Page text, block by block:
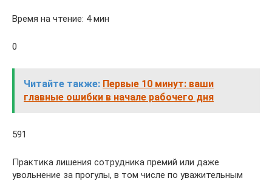
Время на чтение: 4 мин
0
Читайте также: Первые 10 минут: ваши
главные ошибки в начале рабочего дня
591
Практика лишения сотрудника премий или даже
увольнение за прогулы, в том числе по уважительным